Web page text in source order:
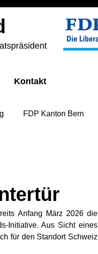
Kontakt
FDP Kanton Bern
Anfang März 2026 die
Initiative. Aus Sicht eines
für den Standort Schweiz